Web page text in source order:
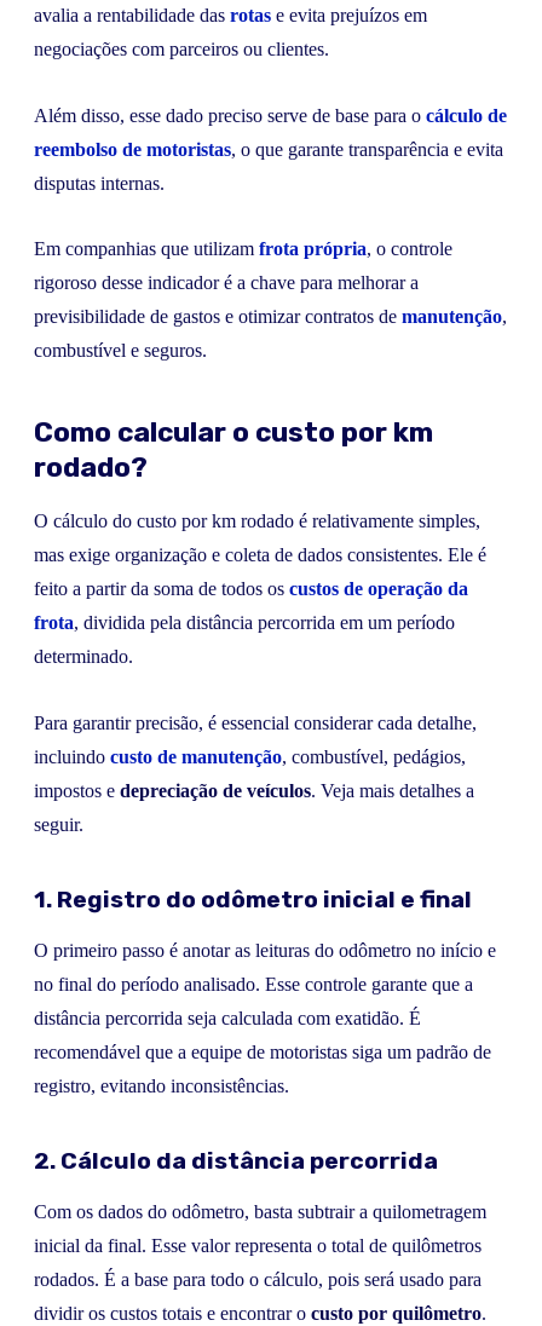
avalia a rentabilidade das rotas e evita prejuízos em
negociações com parceiros ou clientes.
Além disso, esse dado preciso serve de base para o cálculo de
reembolso de motoristas, o que garante transparência e evita
disputas internas.
Em companhias que utilizam frota própria, o controle
rigoroso desse indicador é a chave para melhorar a
previsibilidade de gastos e otimizar contratos de manutenção,
combustível e seguros.
Como calcular o custo por km
rodado?
O cálculo do custo por km rodado é relativamente simples,
mas exige organização e coleta de dados consistentes. Ele é
feito a partir da soma de todos os custos de operação da
frota, dividida pela distância percorrida em um período
determinado.
Para garantir precisão, é essencial considerar cada detalhe,
incluindo custo de manutenção, combustível, pedágios,
impostos e depreciação de veículos. Veja mais detalhes a
seguir.
1. Registro do odômetro inicial e final
O primeiro passo é anotar as leituras do odômetro no início e
no final do período analisado. Esse controle garante que a
distância percorrida seja calculada com exatidão. É
recomendável que a equipe de motoristas siga um padrão de
registro, evitando inconsistências.
2. Cálculo da distância percorrida
Com os dados do odômetro, basta subtrair a quilometragem
inicial da final. Esse valor representa o total de quilômetros
rodados. É a base para todo o cálculo, pois será usado para
dividir os custos totais e encontrar o custo por quilômetro.